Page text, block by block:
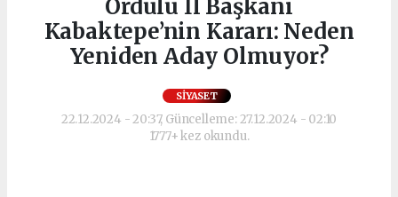
Ordulu İl Başkanı
Kabaktepe’nin Kararı: Neden
Yeniden Aday Olmuyor?
SIYASET
22.12.2024 - 20:37, Güncelleme: 27.12.2024 - 02:10
1777+ kez okundu.